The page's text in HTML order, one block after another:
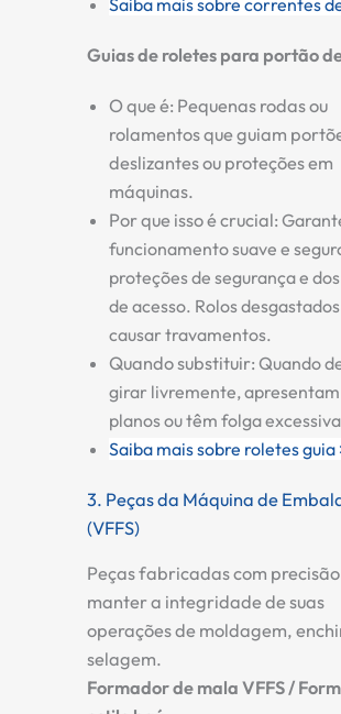
Saiba mais sobre correntes
Guias de roletes para portão
O que é: Pequenas rodas ou
rolamentos que guiam
deslizantes ou proteções em
máquinas.
Por que isso é crucial:
funcionamento suave e
proteções de segurança e
de acesso. Rolos
causar travamentos.
Quando substituir: Quando
girar livremente,
planos ou têm folga
Saiba mais sobre roletes guia
3. Peças da Máquina de
(VFFS)
Peças fabricadas com
manter a integridade de suas
operações de moldagem,
selagem.
Formador de mala VFFS /